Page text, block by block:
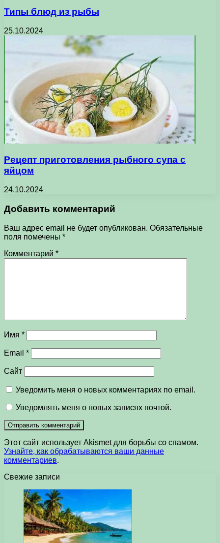
Типы блюд из рыбы
25.10.2024
Рецепт приготовления рыбного супа с
яйцом
24.10.2024
Добавить комментарий
Ваш адрес email не будет опубликован. Обязательные
поля помечены *
Комментарий *
Имя *
Email *
Сайт
Уведомить меня о новых комментариях по email.
Уведомлять меня о новых записях почтой.
Этот сайт использует Akismet для борьбы со спамом.
Узнайте, как обрабатываются ваши данные
комментариев.
Свежие записи